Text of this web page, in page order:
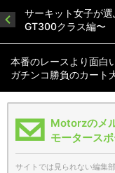
サーキット女子が
GT300クラス編〜
本番のレースより面白
ガチンコ勝負のカート
Motorzのメ
モータース
サイトでは見られない編集